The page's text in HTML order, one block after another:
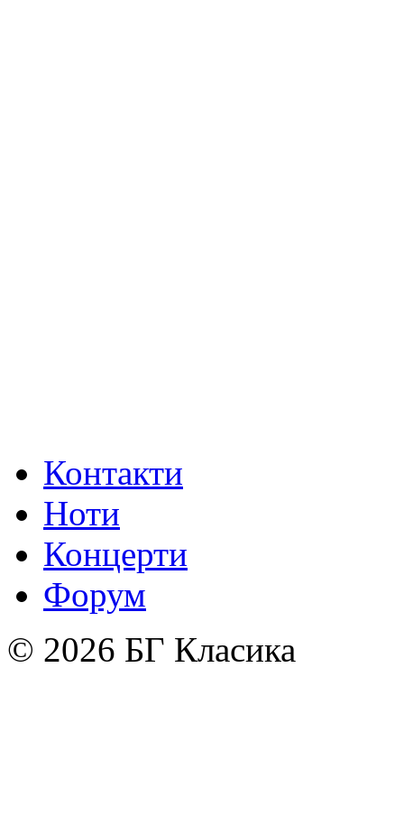
Контакти
Ноти
Концерти
Форум
© 2026 БГ Класика